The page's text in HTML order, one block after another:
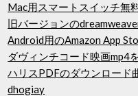
Mac用スマートスイッチ無
旧バージョンの
Android用のAmazon App
ダヴィンチコード映画mp4
ハリスPDFのダウンロード
dhogiay